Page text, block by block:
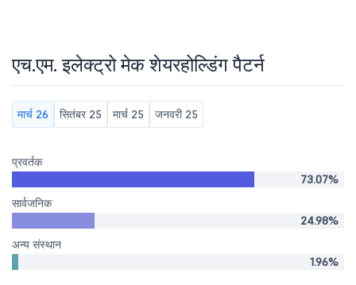
एच.एम. इलेक्ट्रो मेक शेयरहोल्डिंग पैटर्न
मार्च 26 सितंबर 25 मार्च 25 जनवरी 25
प्रवर्तक
73.07%
सार्वजनिक
24.98%
अन्य संस्थान
1.96%